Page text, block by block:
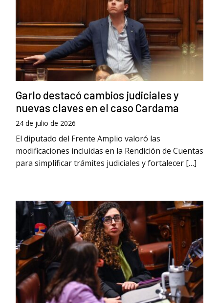
Garlo destacó cambios judiciales y
nuevas claves en el caso Cardama
24 de julio de 2026
El diputado del Frente Amplio valoró las
modificaciones incluidas en la Rendición de Cuentas
para simplificar trámites judiciales y fortalecer […]